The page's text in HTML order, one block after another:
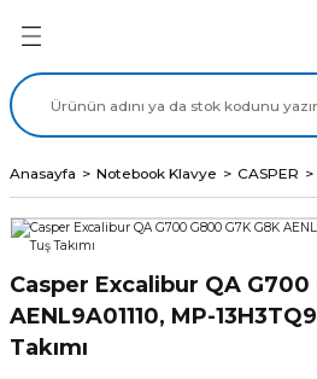
Ekran Panel
Data Kablo
Anasayfa Notebook Klavye CASPER
Casper Excalibur QA G700
AENL9A01110, MP-
Takımı